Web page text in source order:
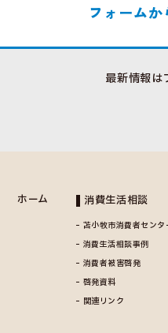
フォーム
最新情報は
ホーム 消費生活相談
苫小牧市消費者センタ
消費生活相談事例
消費者被害啓発
啓発資料
関連リンク